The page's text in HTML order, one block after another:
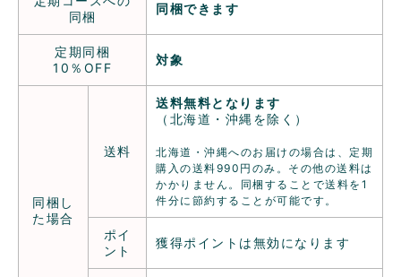
同梱
同梱できます
定期同梱
10％OFF
対象
同梱し
た場合
送料
送料無料となります
（北海道・沖縄を除く）
北海道・沖縄へのお届けの場合は、定期
購入の送料990円のみ。その他の送料は
かかりません。同梱することで送料を1
件分に節約することが可能です。
ポイ
ント
獲得ポイントは無効になります